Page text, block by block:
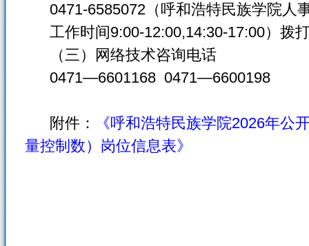
0471-6585072（呼和浩特民族学院人
工作时间9:00-12:00,14:30-17:00）拨
（三）网络技术咨询电话
0471—6601168 0471—6600198
附件：
《呼和浩特民族学院2026年公
量控制数）岗位信息表》